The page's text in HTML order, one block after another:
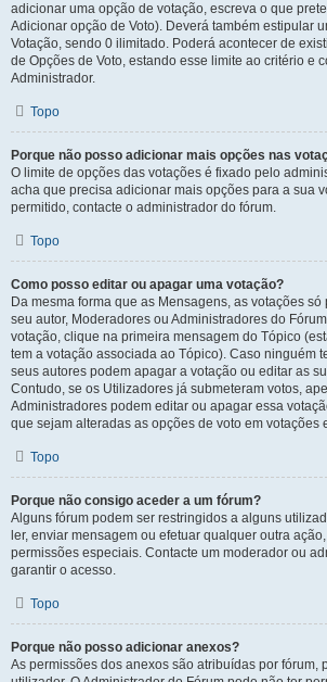
adicionar uma opção de votação, escreva o que
Adicionar opção de Voto). Deverá também estipular
Votação, sendo 0 ilimitado. Poderá acontecer de
de Opções de Voto, estando esse limite ao critério e
Administrador.
Topo
Porque não posso adicionar mais opções nas
O limite de opções das votações é fixado pelo
acha que precisa adicionar mais opções para a sua
permitido, contacte o administrador do fórum.
Topo
Como posso editar ou apagar uma votação?
Da mesma forma que as Mensagens, as votações
seu autor, Moderadores ou Administradores do
votação, clique na primeira mensagem do Tópico
tem a votação associada ao Tópico). Caso ninguém
seus autores podem apagar a votação ou editar as
Contudo, se os Utilizadores já submeteram votos,
Administradores podem editar ou apagar essa
que sejam alteradas as opções de voto em votações
Topo
Porque não consigo aceder a um fórum?
Alguns fórum podem ser restringidos a alguns
ler, enviar mensagem ou efetuar qualquer outra
permissões especiais. Contacte um moderador ou
garantir o acesso.
Topo
Porque não posso adicionar anexos?
As permissões dos anexos são atribuídas por fórum,